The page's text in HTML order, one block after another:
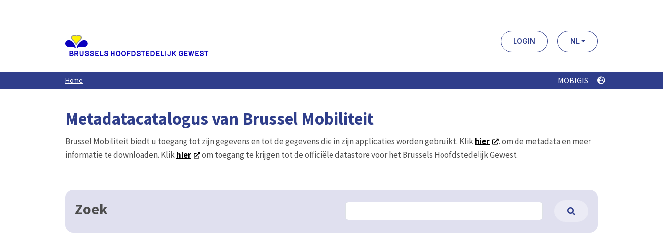
LOGIN NL
Home MOBIGIS
Metadatacatalogus van Brussel Mobiliteit
Brussel Mobiliteit biedt u toegang tot zijn gegevens en tot de gegevens die in zijn applicaties worden gebruikt. Klikhier
. om de metadata en meer
informatie te downloaden. Klikhier om toegang te krijgen tot de officiële datastore voor het Brussels Hoofdstedelijk Gewest.
Zoek